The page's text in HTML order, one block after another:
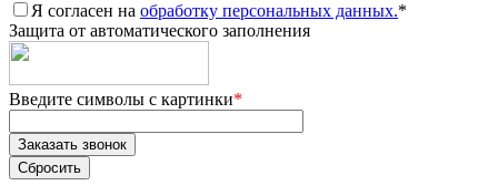
Я согласен на обработку персональных данных.*
Защита от автоматического заполнения
Введите символы с картинки*